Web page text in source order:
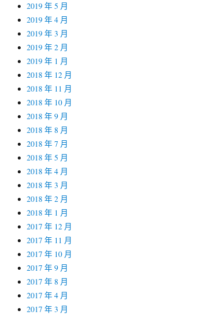
2019 年 5 月
2019 年 4 月
2019 年 3 月
2019 年 2 月
2019 年 1 月
2018 年 12 月
2018 年 11 月
2018 年 10 月
2018 年 9 月
2018 年 8 月
2018 年 7 月
2018 年 5 月
2018 年 4 月
2018 年 3 月
2018 年 2 月
2018 年 1 月
2017 年 12 月
2017 年 11 月
2017 年 10 月
2017 年 9 月
2017 年 8 月
2017 年 4 月
2017 年 3 月